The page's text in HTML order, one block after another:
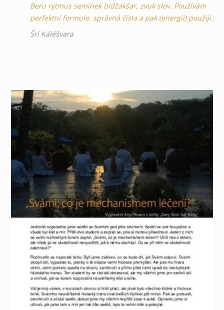
Beru rytmus semínek bídžakšar, zvuk slov. Používám
perfektní formule, správná čísla a pak (energii) použiji.
Šrí Káléšvara